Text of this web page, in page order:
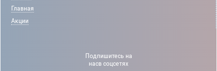
Главная
Акции
Подпишитесь на
насв соцсетях